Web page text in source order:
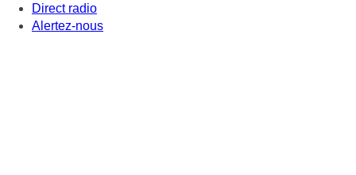
Direct radio
Alertez-nous